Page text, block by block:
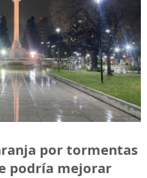
por tormentas
podría mejorar